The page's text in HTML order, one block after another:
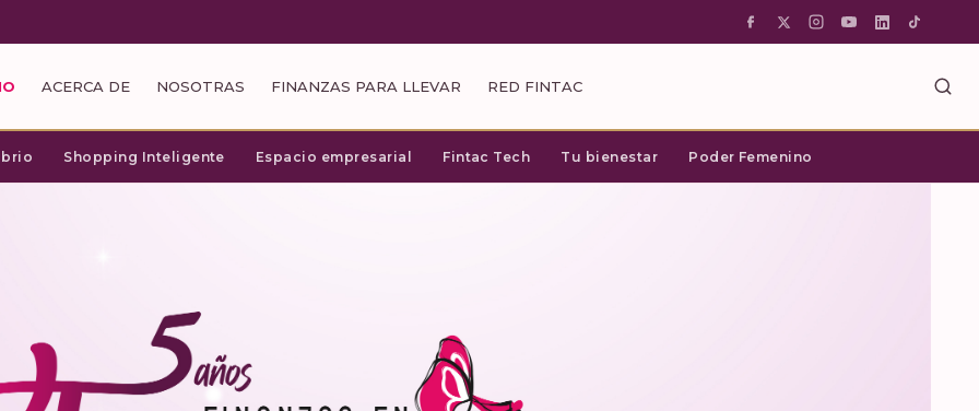
ACERCA DE NOSOTRAS FINANZAS PARA LLEVAR RED FINTAC
Shopping Inteligente Espacio empresarial Fintac Tech Tu bienestar Poder Femenino